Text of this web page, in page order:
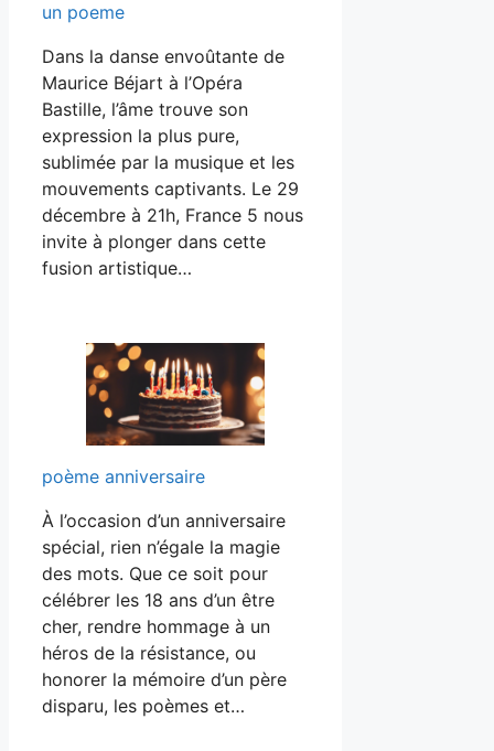
un poeme
Dans la danse envoûtante de
Maurice Béjart à l’Opéra
Bastille, l’âme trouve son
expression la plus pure,
sublimée par la musique et les
mouvements captivants. Le 29
décembre à 21h, France 5 nous
invite à plonger dans cette
fusion artistique…
poème anniversaire
À l’occasion d’un anniversaire
spécial, rien n’égale la magie
des mots. Que ce soit pour
célébrer les 18 ans d’un être
cher, rendre hommage à un
héros de la résistance, ou
honorer la mémoire d’un père
disparu, les poèmes et…